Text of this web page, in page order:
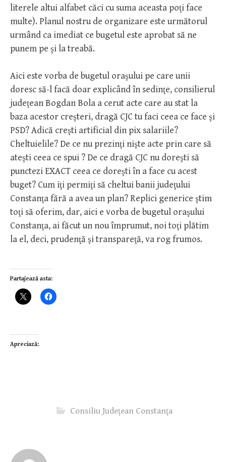
literele altui alfabet căci cu suma aceasta poţi face
multe). Planul nostru de organizare este următorul
urmând ca imediat ce bugetul este aprobat să ne
punem pe şi la treabă.
Aici este vorba de bugetul oraşului pe care unii
doresc să-l facă doar explicând în sedinţe, consilierul
judeţean Bogdan Bola a cerut acte care au stat la
baza acestor creşteri, dragă CJC tu faci ceea ce face şi
PSD? Adică creşti artificial din pix salariile?
Cheltuielile? De ce nu prezinţi nişte acte prin care să
ateşti ceea ce spui ? De ce dragă CJC nu doreşti să
punctezi EXACT ceea ce doreşti în a face cu acest
buget? Cum iţi permiţi să cheltui banii judeţului
Constanţa fără a avea un plan? Replici generice ştim
toţi să oferim, dar, aici e vorba de bugetul oraşului
Constanţa, ai făcut un nou împrumut, noi toţi plătim
la el, deci, prudenţă şi transpareţă, va rog frumos.
Partajează asta:
Apreciază:
Consiliu Judeţean Constanţa